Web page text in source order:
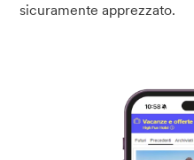
sicuramente apprezzato.